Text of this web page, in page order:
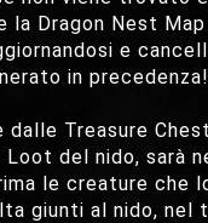
la Dragon Nest
e
in precedenza!
dalle Treasure
del nido, sarà
le creature che
giunti al nido, nel